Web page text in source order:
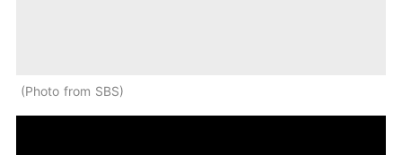
Photo from SBS